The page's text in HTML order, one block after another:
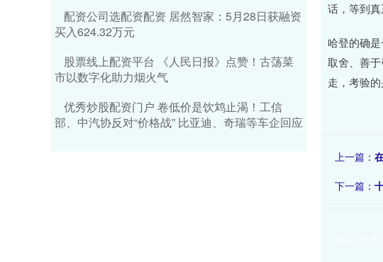
话，等到
哈登的确
取舍、善
走，考验
上一篇：
下一篇：
配资公司选配资配资 居然智家：5月28日获融资
买入624.32万元
股票线上配资平台 《人民日报》点赞！古荡菜
市以数字化助力烟火气
优秀炒股配资门户 卷低价是饮鸩止渴！工信
部、中汽协反对“价格战” 比亚迪、奇瑞等车企回应